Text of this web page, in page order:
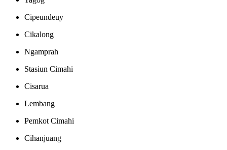
Cipeundeuy
Cikalong
Ngamprah
Stasiun Cimahi
Cisarua
Lembang
Pemkot Cimahi
Cihanjuang